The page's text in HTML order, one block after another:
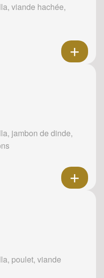
viande hachée,
jambon de dinde,
poulet, viande